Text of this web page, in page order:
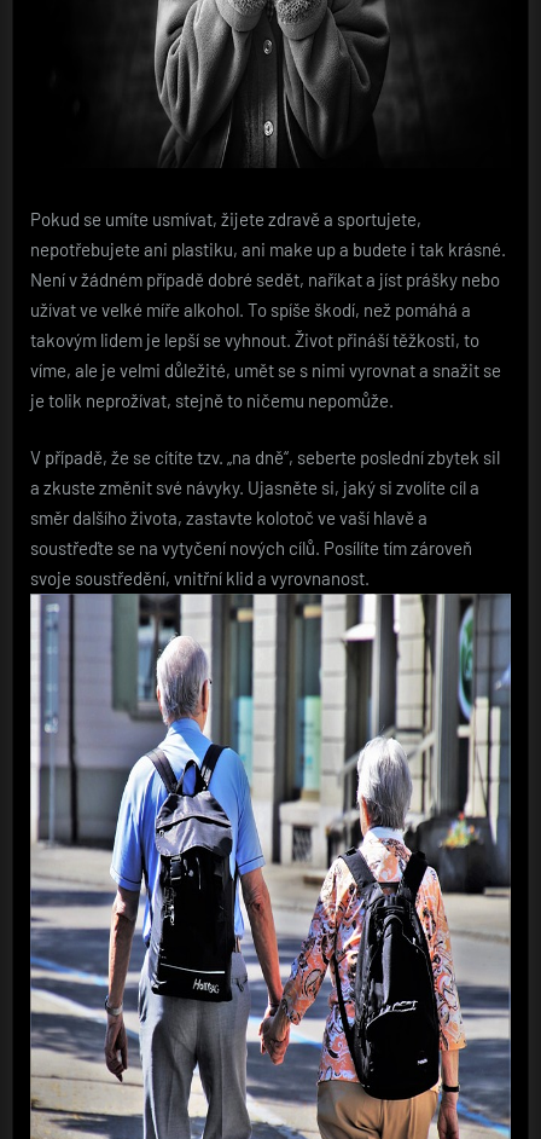
Pokud se umíte usmívat, žijete zdravě a sportujete,
nepotřebujete ani plastiku, ani make up a budete i tak krásné.
Není v žádném případě dobré sedět, naříkat a jíst prášky nebo
užívat ve velké míře alkohol. To spíše škodí, než pomáhá a
takovým lidem je lepší se vyhnout. Život přináší těžkosti, to
víme, ale je velmi důležité, umět se s nimi vyrovnat a snažit se
je tolik neprožívat, stejně to ničemu nepomůže.
V případě, že se cítíte tzv. „na dně“, seberte poslední zbytek sil
a zkuste změnit své návyky. Ujasněte si, jaký si zvolíte cíl a
směr dalšího života, zastavte kolotoč ve vaší hlavě a
soustřeďte se na vytyčení nových cílů. Posílíte tím zároveň
svoje soustředění, vnitřní klid a vyrovnanost.